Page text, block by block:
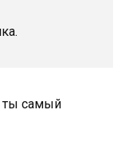
ты самый